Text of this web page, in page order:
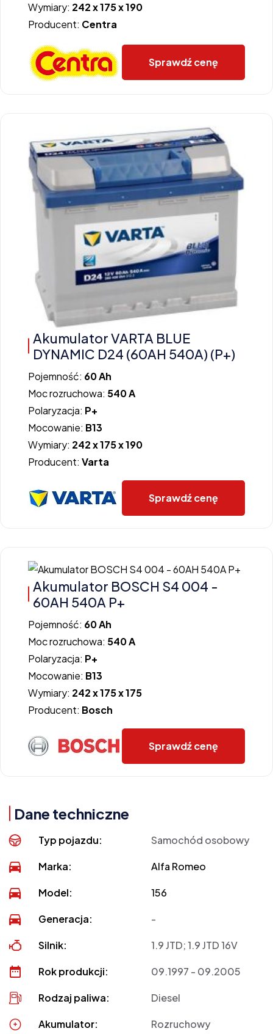
Wymiary: 242 x 175 x 190
Producent: Centra
Sprawdź cenę
Akumulator VARTA BLUE
DYNAMIC D24 (60AH 540A) (P+)
Pojemność: 60 Ah
Moc rozruchowa: 540 A
Polaryzacja: P+
Mocowanie: B13
Wymiary: 242 x 175 x 190
Producent: Varta
Sprawdź cenę
Akumulator BOSCH S4 004 -
60AH 540A P+
Pojemność: 60 Ah
Moc rozruchowa: 540 A
Polaryzacja: P+
Mocowanie: B13
Wymiary: 242 x 175 x 175
Producent: Bosch
Sprawdź cenę
Dane techniczne
Typ pojazdu: Samochód osobowy
Marka: Alfa Romeo
Model: 156
Generacja: -
Silnik: 1.9 JTD; 1.9 JTD 16V
Rok produkcji: 09.1997 - 09.2005
Rodzaj paliwa: Diesel
Akumulator: Rozruchowy